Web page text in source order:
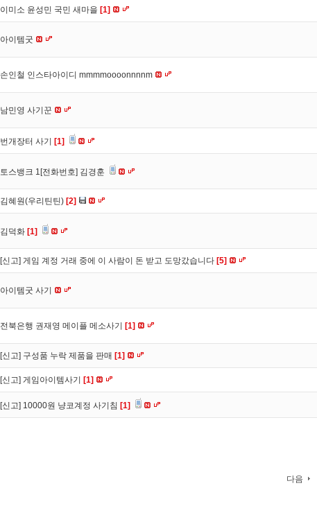
이미소 윤성민 국민 새마을 [1]
아이템굿
손인철 인스타아이디 mmmmoooonnnnm
남민영 사기꾼
번개장터 사기 [1]
토스뱅크 1[전화번호] 김경훈
김혜원(우리틴틴) [2]
김덕화 [1]
[신고] 게임 계정 거래 중에 이 사람이 돈 받고 도망갔습니다 [5]
아이템굿 사기
전북은행 권재영 메이플 메소사기 [1]
[신고] 구성품 누락 제품을 판매 [1]
[신고] 게임아이템사기 [1]
[신고] 10000원 냥코계정 사기침 [1]
다음